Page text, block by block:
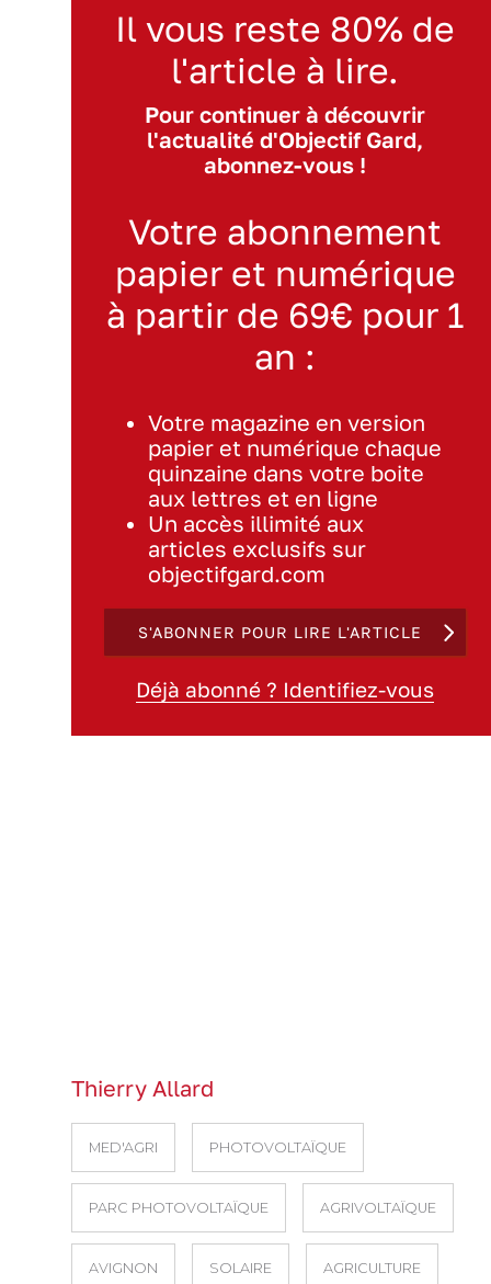
Il vous reste 80% de
l'article à lire.
Pour continuer à découvrir
l'actualité d'Objectif Gard,
abonnez-vous !
Votre abonnement
papier et numérique
à partir de 69€ pour 1
an :
Votre magazine en version
papier et numérique chaque
quinzaine dans votre boite
aux lettres et en ligne
Un accès illimité aux
articles exclusifs sur
objectifgard.com
S'ABONNER POUR LIRE L'ARTICLE
Déjà abonné ? Identifiez-vous
Thierry Allard
MED'AGRI PHOTOVOLTAÏQUE
PARC PHOTOVOLTAÏQUE AGRIVOLTAÏQUE
AVIGNON SOLAIRE AGRICULTURE